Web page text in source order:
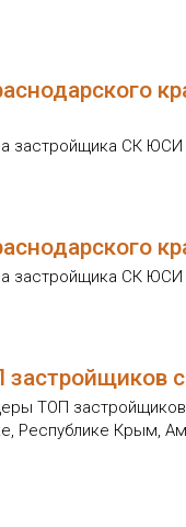
застройщика СК ЮСИ
застройщика СК ЮСИ
ТОП
Республике Крым,